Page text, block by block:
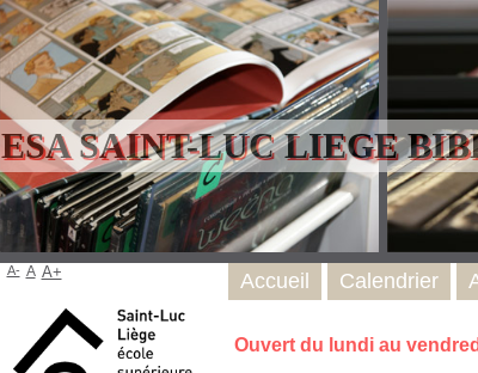
ESA SAINT-LUC LIEGE
Ouvert du lundi au
Accueil Calendrier
A- A A+